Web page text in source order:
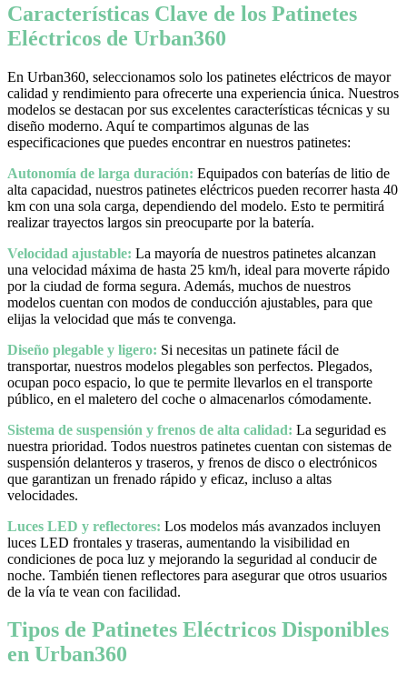
Características Clave de los Patinetes
Eléctricos de Urban360
En Urban360, seleccionamos solo los patinetes eléctricos de mayor
calidad y rendimiento para ofrecerte una experiencia única. Nuestros
modelos se destacan por sus excelentes características técnicas y su
diseño moderno. Aquí te compartimos algunas de las
especificaciones que puedes encontrar en nuestros patinetes:
Autonomía de larga duración: Equipados con baterías de litio de
alta capacidad, nuestros patinetes eléctricos pueden recorrer hasta 40
km con una sola carga, dependiendo del modelo. Esto te permitirá
realizar trayectos largos sin preocuparte por la batería.
Velocidad ajustable: La mayoría de nuestros patinetes alcanzan
una velocidad máxima de hasta 25 km/h, ideal para moverte rápido
por la ciudad de forma segura. Además, muchos de nuestros
modelos cuentan con modos de conducción ajustables, para que
elijas la velocidad que más te convenga.
Diseño plegable y ligero: Si necesitas un patinete fácil de
transportar, nuestros modelos plegables son perfectos. Plegados,
ocupan poco espacio, lo que te permite llevarlos en el transporte
público, en el maletero del coche o almacenarlos cómodamente.
Sistema de suspensión y frenos de alta calidad: La seguridad es
nuestra prioridad. Todos nuestros patinetes cuentan con sistemas de
suspensión delanteros y traseros, y frenos de disco o electrónicos
que garantizan un frenado rápido y eficaz, incluso a altas
velocidades.
Luces LED y reflectores: Los modelos más avanzados incluyen
luces LED frontales y traseras, aumentando la visibilidad en
condiciones de poca luz y mejorando la seguridad al conducir de
noche. También tienen reflectores para asegurar que otros usuarios
de la vía te vean con facilidad.
Tipos de Patinetes Eléctricos Disponibles
en Urban360